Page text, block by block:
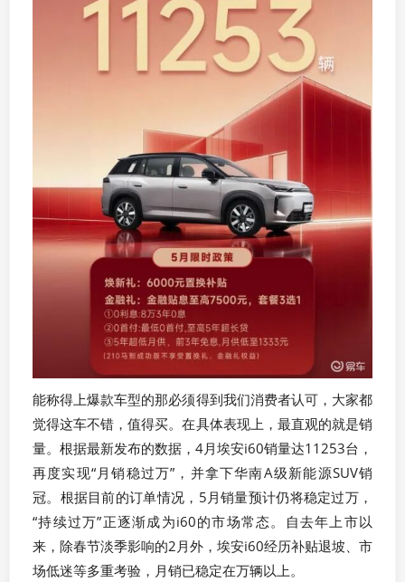
能称得上爆款车型的那必须得到我们消费者认可，大家都
觉得这车不错，值得买。在具体表现上，最直观的就是销
量。根据最新发布的数据，4月埃安i60销量达11253台，
再度实现“月销稳过万”，并拿下华南A级新能源SUV销
冠。根据目前的订单情况，5月销量预计仍将稳定过万，
“持续过万”正逐渐成为i60的市场常态。自去年上市以
来，除春节淡季影响的2月外，埃安i60经历补贴退坡、市
场低迷等多重考验，月销已稳定在万辆以上。